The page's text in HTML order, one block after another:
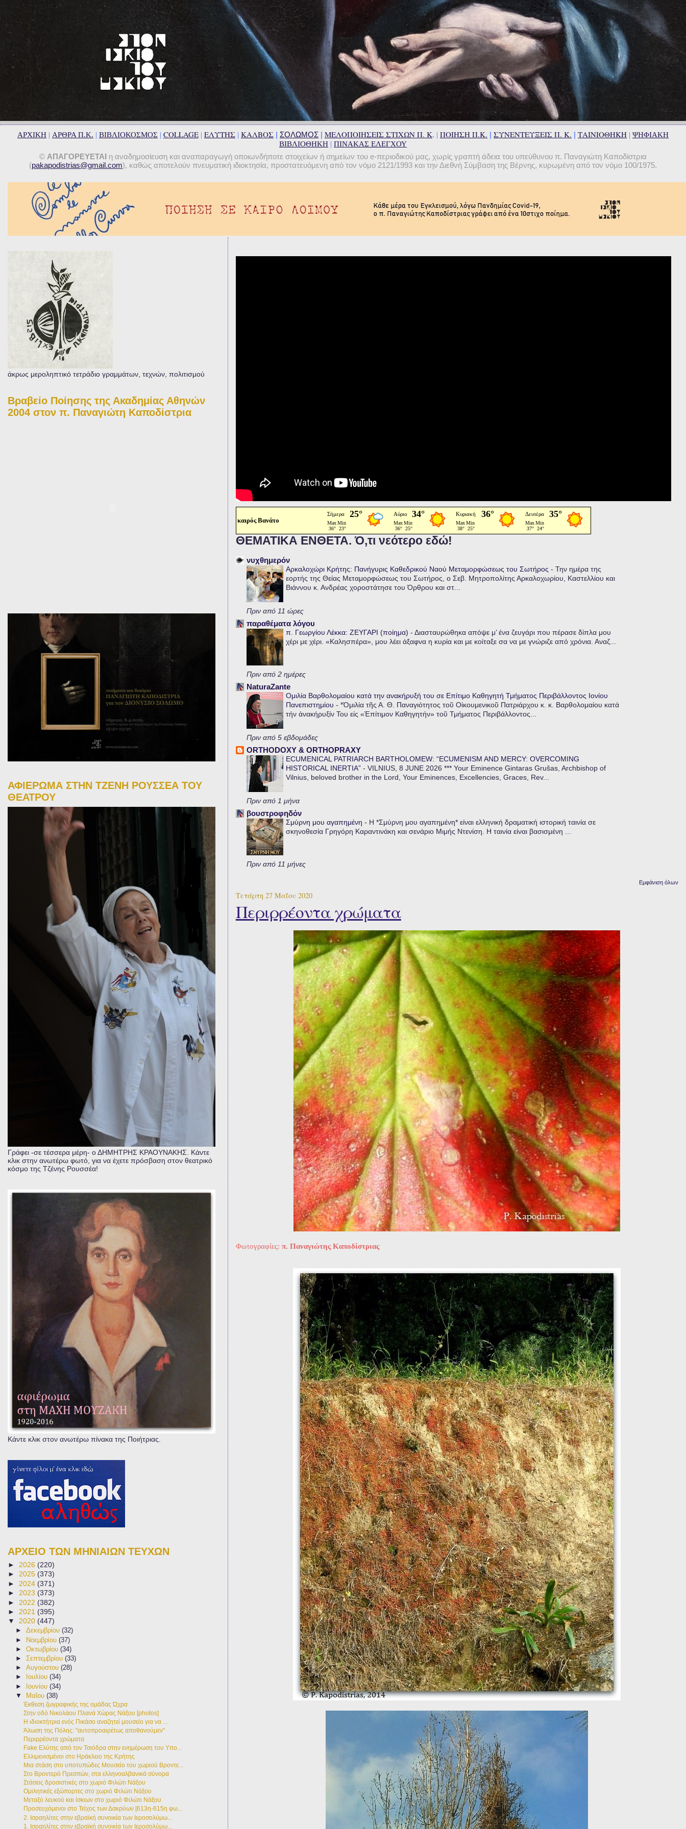
ΑΡΧΙΚΗ | ΑΡΘΡΑ Π.Κ. | ΒΙΒΛΙΟΚΟΣΜΟΣ | COLLAGE | ΕΛΥΤΗΣ | ΚΑΛΒΟΣ | ΣΟΛΩΜΟΣ | ΜΕΛΟΠΟΙΗΣΕΙΣ ΣΤΙΧΩΝ Π. Κ. | ΠΟΙΗΣΗ Π.Κ. | ΣΥΝΕΝΤΕΥΞΕΙΣ Π. Κ. | ΤΑΙΝΙΟΘΗΚΗ | ΨΗΦΙΑΚΗ
ΒΙΒΛΙΟΘΗΚΗ | ΠΙΝΑΚΑΣ ΕΛΕΓΧΟΥ
© ΑΠΑΓΟΡΕΥΕΤΑΙ η αναδημοσίευση και αναπαραγωγή οποιωνδήποτε στοιχείων ή σημείων του e-περιοδικού μας, χωρίς γραπτή άδεια του υπεύθυνου π. Παναγιώτη Καποδίστρια
(pakapodistrias@gmail.com), καθώς αποτελούν πνευματική ιδιοκτησία, προστατευόμενη από τον νόμο 2121/1993 και την Διεθνή Σύμβαση της Βέρνης, κυρωμένη από τον νόμο 100/1975.
καιρός Βανάτο
ΘΕΜΑΤΙΚΑ ΕΝΘΕΤΑ. Ό,τι νεότερο εδώ!
νυχθημερόν
Αρκαλοχώρι Κρήτης: Πανήγυρις Καθεδρικού Ναού Μεταμορφώσεως του Σωτήρος - Την ημέρα της
εορτής της Θείας Μεταμορφώσεως του Σωτήρος, ο Σεβ. Μητροπολίτης Αρκαλοχωρίου, Καστελλίου και
Βιάννου κ. Ανδρέας χοροστάτησε του Όρθρου και στ...
Πριν από 11 ώρες
παραθέματα λόγου
π. Γεωργίου Λέκκα: ΖΕΥΓΑΡΙ (ποίημα) - Διασταυρώθηκα απόψε μ’ ένα ζευγάρι που πέρασε δίπλα μου
χέρι με χέρι. «Καλησπέρα», μου λέει άξαφνα η κυρία και με κοίταξε σα να με γνώριζε από χρόνια. Αναζ...
Πριν από 2 ημέρες
NaturaZante
Ομιλία Βαρθολομαίου κατά την ανακήρυξή του σε Επίτιμο Καθηγητή Τμήματος Περιβάλλοντος Ιονίου
Πανεπιστημίου - *Ὁμιλία τῆς Α. Θ. Παναγιότητος τοῦ Οἰκουμενικοῦ Πατριάρχου κ. κ. Βαρθολομαίου κατά
τήν ἀνακήρυξίν Του εἰς «Ἐπίτιμον Καθηγητήν» τοῦ Τμήματος Περιβάλλοντος...
Πριν από 5 εβδομάδες
ORTHODOXY & ORTHOPRAXY
ECUMENICAL PATRIARCH BARTHOLOMEW: “ECUMENISM AND MERCY: OVERCOMING
HISTORICAL INERTIA” - VILNIUS, 8 JUNE 2026 *** Your Eminence Gintaras Grušas, Archbishop of
Vilnius, beloved brother in the Lord, Your Eminences, Excellencies, Graces, Rev...
Πριν από 1 μήνα
βουστροφηδόν
Σμύρνη μου αγαπημένη - Η *Σμύρνη μου αγαπημένη* είναι ελληνική δραματική ιστορική ταινία σε
σκηνοθεσία Γρηγόρη Καραντινάκη και σενάριο Μιμής Ντενίση. Η ταινία είναι βασισμένη ...
Πριν από 11 μήνες
Εμφάνιση όλων
Τετάρτη 27 Μαΐου 2020
Περιρρέοντα χρώματα
Φωτογραφίες: π. Παναγιώτης Καποδίστριας
άκρως μεροληπτικό τετράδιο γραμμάτων, τεχνών, πολιτισμού
Βραβείο Ποίησης της Ακαδημίας Αθηνών
2004 στον π. Παναγιώτη Καποδίστρια
ΑΦΙΕΡΩΜΑ ΣΤΗΝ ΤΖΕΝΗ ΡΟΥΣΣΕΑ ΤΟΥ
ΘΕΑΤΡΟΥ
Γράφει -σε τέσσερα μέρη- ο ΔΗΜΗΤΡΗΣ ΚΡΑΟΥΝΑΚΗΣ. Κάντε
κλικ στην ανωτέρω φωτό, για να έχετε πρόσβαση στον θεατρικό
κόσμο της Τζένης Ρουσσέα!
Κάντε κλικ στον ανωτέρω πίνακα της Ποιήτριας.
ΑΡΧΕΙΟ ΤΩΝ ΜΗΝΙΑΙΩΝ ΤΕΥΧΩΝ
► 2026 (220)
► 2025 (373)
► 2024 (371)
► 2023 (373)
► 2022 (382)
► 2021 (395)
▼ 2020 (447)
►Δεκεμβρίου(32)
► Νοεμβρίου(37)
►Οκτωβρίου(34)
►Σεπτεμβρίου(33)
►Αυγούστου(28)
►
Ιουλίου(34)
► Ιουνίου(34)
▼
Μαΐου(38)
Έκθεση ζωγραφικής της ομάδας Ώχρα
Στην οδό Νικολάου Πλανά Χώρας Νάξου [photos]
Η ιδιοκτήτρια ενός Πικάσο αναζητεί μουσείο για να ...
Άλωση της Πόλης: "αυτοπροαιρέτως αποθανούμεν"
Περιρρέοντα χρώματα
Fake Ελύτης από τον Τσιόδρα στην ενημέρωση του Υπο...
Ελλιμενισμένοι στο Ηράκλειο της Κρήτης
Μια στάση στο υποτυπώδες Μουσείο του χωριού Βροντε...
Στο Βροντερό Πρεσπών, στα ελληνοαλβανικά σύνορα
Στάσεις δροσιστικές στο χωριό Φιλώτι Νάξου
Ομιλητικές εξώπορτες στο χωριό Φιλώτι Νάξου
Μεταξύ λευκού και ίσκιων στο χωριό Φιλώτι Νάξου
Προσευχόμενοι στο Τείχος των Δακρύων [613η-615η φω...
2. Ισραηλίτες στην εβραϊκή συνοικία των Ιεροσολύμω...
1. Ισραηλίτες στην εβραϊκή συνοικία των Ιεροσολύμω...